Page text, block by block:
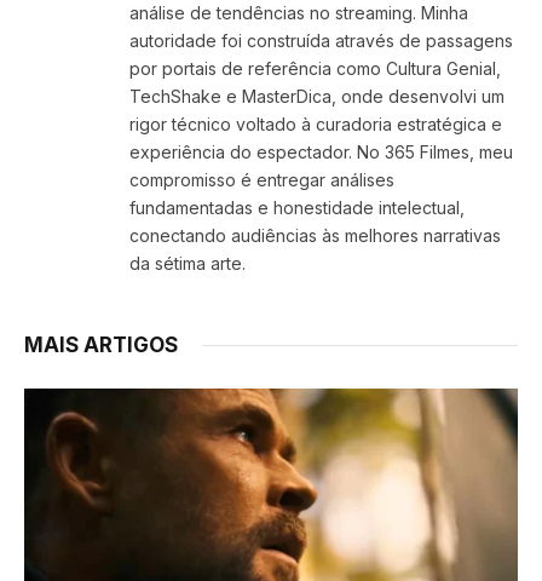
análise de tendências no streaming. Minha
autoridade foi construída através de passagens
por portais de referência como Cultura Genial,
TechShake e MasterDica, onde desenvolvi um
rigor técnico voltado à curadoria estratégica e
experiência do espectador. No 365 Filmes, meu
compromisso é entregar análises
fundamentadas e honestidade intelectual,
conectando audiências às melhores narrativas
da sétima arte.
MAIS ARTIGOS